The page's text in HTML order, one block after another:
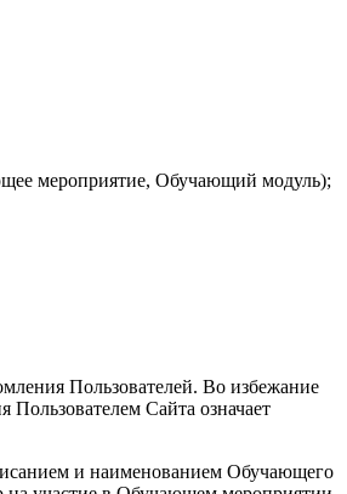
мероприятие, Обучающий модуль);
Пользователей. Во избежание
Сайта означает
и наименованием Обучающего